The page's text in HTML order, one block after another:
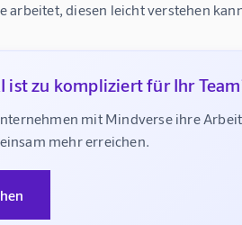
arbeitet, diesen leicht verstehen
ist zu kompliziert für Ihr
mit Mindverse ihre
mehr erreichen.